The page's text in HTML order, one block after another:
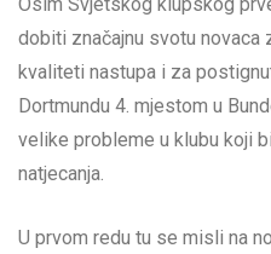
dobiti značajnu svotu novaca
kvaliteti nastupa i za
Dortmundu 4. mjestom u
velike probleme u klubu koji
natjecanja.
U prvom redu tu se misli na